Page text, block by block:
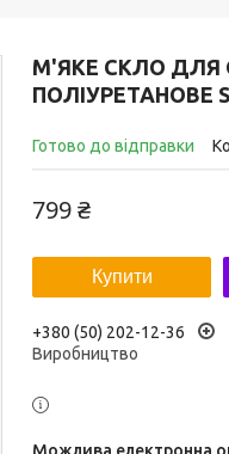
М'ЯКЕ СКЛО ДЛЯ
ПОЛІУРЕТАНОВЕ
Готово до відправки
799 ₴
Купити
+380 (50) 202-12-36
Виробництво